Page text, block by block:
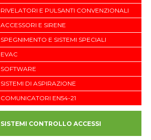
RIVELATORI E PULSANTI CONVENZIONALI
ACCESSORI E SIRENE
SPEGNIMENTO E SISTEMI SPECIALI
EVAC
SOFTWARE
SISTEMI DI ASPIRAZIONE
COMUNICATORI EN54-21
SISTEMI CONTROLLO ACCESSI